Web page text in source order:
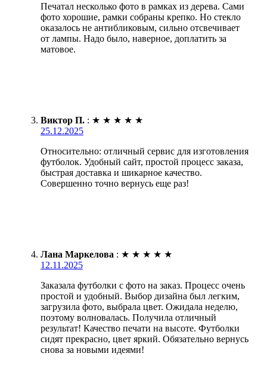
Печатал несколько фото в рамках из дерева. Сами
фото хорошие, рамки собраны крепко. Но стекло
оказалось не антибликовым, сильно отсвечивает
от лампы. Надо было, наверное, доплатить за
матовое.
Виктор П. : ★ ★ ★ ★ ★
25.12.2025
Относительно: отличный сервис для изготовления
футболок. Удобный сайт, простой процесс заказа,
быстрая доставка и шикарное качество.
Совершенно точно вернусь еще раз!
Лана Маркелова : ★ ★ ★ ★ ★
12.11.2025
Заказала футболки с фото на заказ. Процесс очень
простой и удобный. Выбор дизайна был легким,
загрузила фото, выбрала цвет. Ожидала неделю,
поэтому волновалась. Получила отличный
результат! Качество печати на высоте. Футболки
сидят прекрасно, цвет яркий. Обязательно вернусь
снова за новыми идеями!